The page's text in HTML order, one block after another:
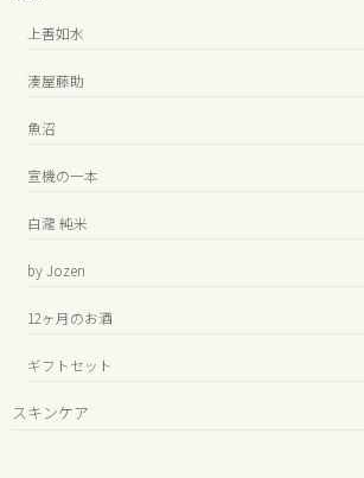
上善如水
湊屋藤助
魚沼
宣機の一本
白瀧 純米
by Jozen
12ヶ月のお酒
ギフトセット
スキンケア